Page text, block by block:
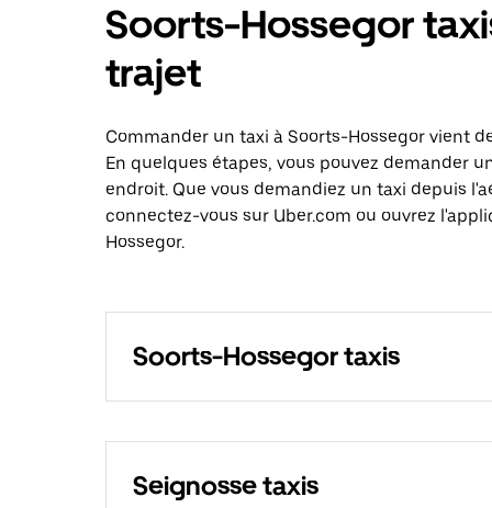
Soorts-Hossegor
trajet
Commander un taxi à Soorts-Hossegor vient
En quelques étapes, vous pouvez demander
endroit. Que vous demandiez un taxi depuis
connectez-vous sur Uber.com ou ouvrez
Hossegor.
Soorts-Hossegor taxis
Seignosse taxis